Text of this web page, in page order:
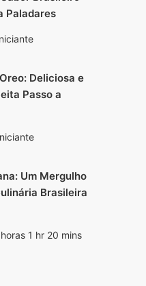
Paladares
Deliciosa e
Passo a
Um Mergulho
Brasileira
1 hr 20 mins